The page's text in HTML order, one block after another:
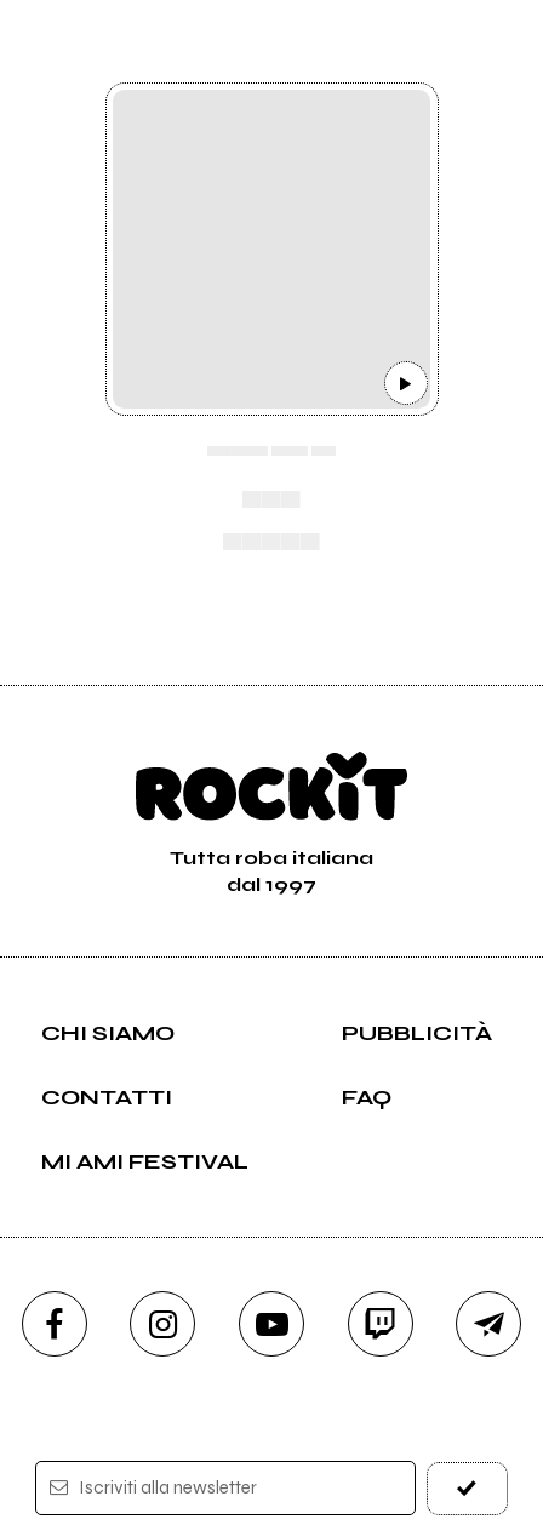
Tutta roba italiana
dal 1997
CHI SIAMO PUBBLICITÀ
CONTATTI FAQ
MI AMI FESTIVAL
Iscriviti alla newsletter